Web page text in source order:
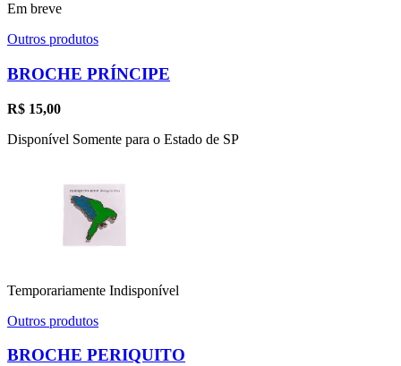
Em breve
Outros produtos
BROCHE PRÍNCIPE
R$ 15,00
Disponível Somente para o Estado de SP
Temporariamente Indisponível
Outros produtos
BROCHE PERIQUITO